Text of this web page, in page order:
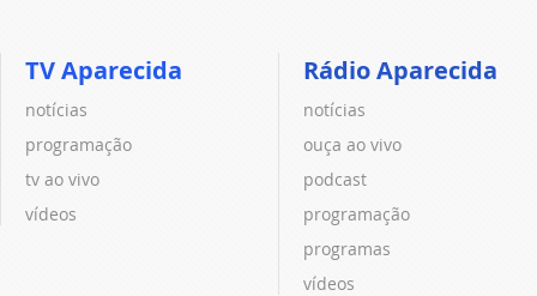
TV Aparecida
notícias
programação
tv ao vivo
vídeos
Rádio Aparecida
notícias
ouça ao vivo
podcast
programação
programas
vídeos